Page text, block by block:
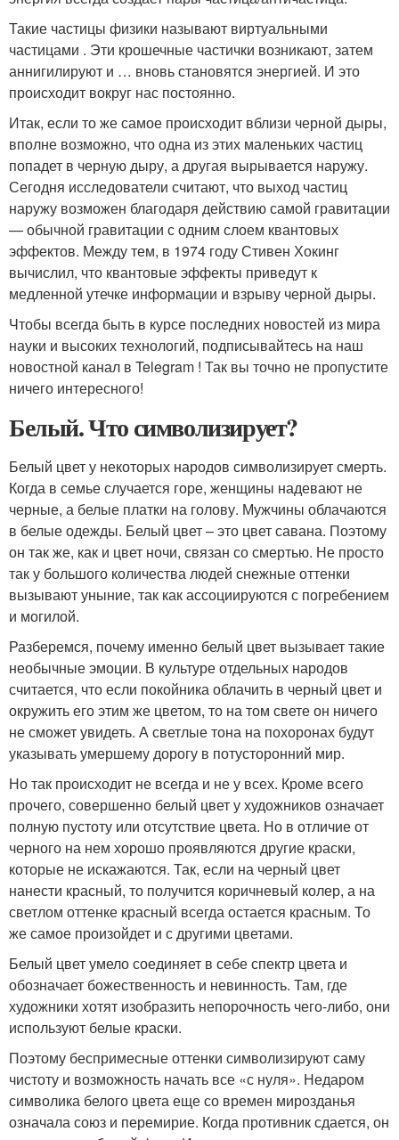
Такие частицы физики называют виртуальными
частицами . Эти крошечные частички возникают, затем
аннигилируют и … вновь становятся энергией. И это
происходит вокруг нас постоянно.
Итак, если то же самое происходит вблизи черной дыры,
вполне возможно, что одна из этих маленьких частиц
попадет в черную дыру, а другая вырывается наружу.
Сегодня исследователи считают, что выход частиц
наружу возможен благодаря действию самой гравитации
— обычной гравитации с одним слоем квантовых
эффектов. Между тем, в 1974 году Стивен Хокинг
вычислил, что квантовые эффекты приведут к
медленной утечке информации и взрыву черной дыры.
Чтобы всегда быть в курсе последних новостей из мира
науки и высоких технологий, подписывайтесь на наш
новостной канал в Telegram ! Так вы точно не пропустите
ничего интересного!
Белый. Что символизирует?
Белый цвет у некоторых народов символизирует смерть.
Когда в семье случается горе, женщины надевают не
черные, а белые платки на голову. Мужчины облачаются
в белые одежды. Белый цвет – это цвет савана. Поэтому
он так же, как и цвет ночи, связан со смертью. Не просто
так у большого количества людей снежные оттенки
вызывают уныние, так как ассоциируются с погребением
и могилой.
Разберемся, почему именно белый цвет вызывает такие
необычные эмоции. В культуре отдельных народов
считается, что если покойника облачить в черный цвет и
окружить его этим же цветом, то на том свете он ничего
не сможет увидеть. А светлые тона на похоронах будут
указывать умершему дорогу в потусторонний мир.
Но так происходит не всегда и не у всех. Кроме всего
прочего, совершенно белый цвет у художников означает
полную пустоту или отсутствие цвета. Но в отличие от
черного на нем хорошо проявляются другие краски,
которые не искажаются. Так, если на черный цвет
нанести красный, то получится коричневый колер, а на
светлом оттенке красный всегда остается красным. То
же самое произойдет и с другими цветами.
Белый цвет умело соединяет в себе спектр цвета и
обозначает божественность и невинность. Там, где
художники хотят изобразить непорочность чего-либо, они
используют белые краски.
Поэтому беспримесные оттенки символизируют саму
чистоту и возможность начать все «с нуля». Недаром
символика белого цвета еще со времен мирозданья
означала союз и перемирие. Когда противник сдается, он